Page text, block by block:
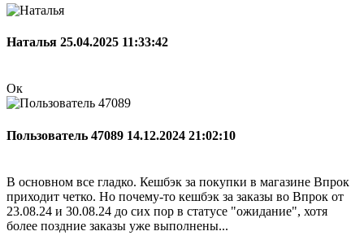
Наталья 25.04.2025 11:33:42
Ок
Пользователь 47089 14.12.2024 21:02:10
В основном все гладко. Кешбэк за покупки в магазине Впрок
приходит четко. Но почему-то кешбэк за заказы во Впрок от
23.08.24 и 30.08.24 до сих пор в статусе "ожидание", хотя
более поздние заказы уже выполнены...